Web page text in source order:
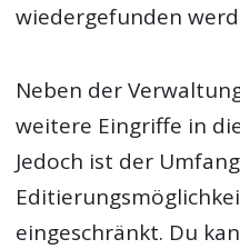
wiedergefunden
Neben der
weitere Eingriffe in
Jedoch ist der
eingeschränkt. Du